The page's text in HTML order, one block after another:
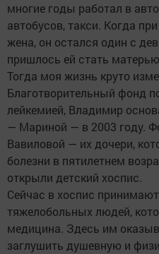
многие годы работал в
автобусов, такси. Когда
жена, он остался один с
пришлось ей стать
Тогда моя жизнь круто
Благотворительный фонд
лейкемией, Владимир
— Мариной — в 2003 году.
Вавиловой — их дочери,
болезни в пятилетнем
открыли детский хоспис.
Сейчас в хоспис
тяжелобольных людей,
медицина. Здесь им
заглушить душевную и